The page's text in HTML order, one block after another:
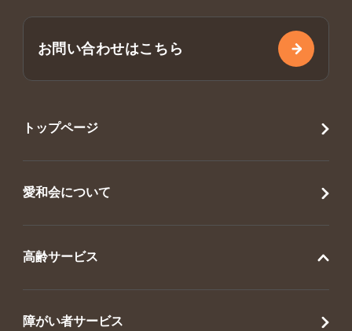
お問い合わせはこちら
トップページ
愛和会について
高齢サービス
障がい者サービス